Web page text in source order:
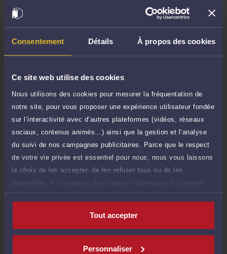
Consentement Détails À propos des cookies
Ce site web utilise des cookies
Nous utilisons des cookies pour mesurer la fréquentation de
notre site, pour vous proposer une expérience utilisateur fondée
sur l’interactivité avec d’autres plateformes (vidéos, réseaux
sociaux, contenus animés…) ainsi que la gestion et l’analyse
du suivi de nos campagnes publicitaires. Parce que le respect
de votre vie privée est essentiel pour nous, nous vous laissons
le choix de les accepter, de les refuser tous ou de les
paramétrer, à l’exception des cookies techniques strictement
nécessaires au fonctionnement du site.
Tout accepter
Personnaliser
240 €TTC
Prendre RDV
Compétences
Droit du crédit et de la consommation